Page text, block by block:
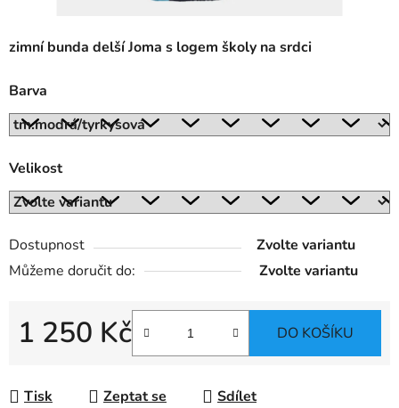
zimní bunda delší Joma s logem školy na srdci
Barva
Velikost
Dostupnost
Zvolte variantu
Můžeme doručit do:
Zvolte variantu
1 250 Kč DO KOŠÍKU
Tisk Zeptat se Sdílet